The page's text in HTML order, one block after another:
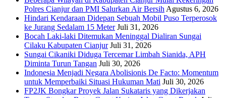
Polres Cianjur dan PMI Salurkan Air Bersih Agustus 6, 2026
Hindari Kendaraan Didepan Sebuah Mobil Puso Terperosok
ke Jurang Sedalam 15 Meter Juli 31, 2026
Bocah Laki-laki Ditemukan Meninggal Dialiran Sungai
Cilaku Kabupaten Cianjur Juli 31, 2026
Sungai Cikaniki Diduga Tercemar Limbah Sianida, APH
Diminta Turun Tangan Juli 30, 2026
‎Indonesia Menjadi Negara Abolisionis De Facto: Momentum
untuk Memperbaiki Situasi Hukuman Mati Juli 30, 2026
FP2JK Bongkar Proyek Jalan Sukataris yang Dikerjakan